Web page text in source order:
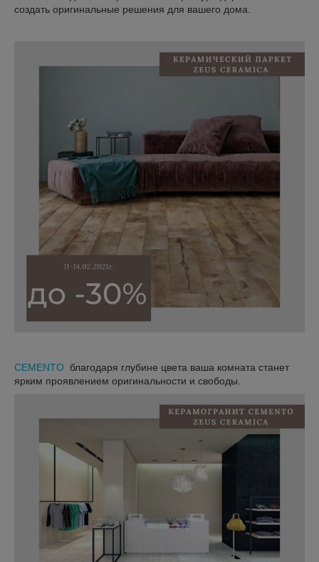
создать оригинальные решения для вашего дома.
CEMENTO благодаря глубине цвета ваша комната станет
ярким проявлением оригинальности и свободы.